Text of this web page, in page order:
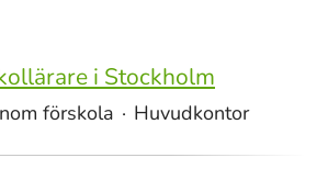
i Stockholm
förskola · Huvudkontor